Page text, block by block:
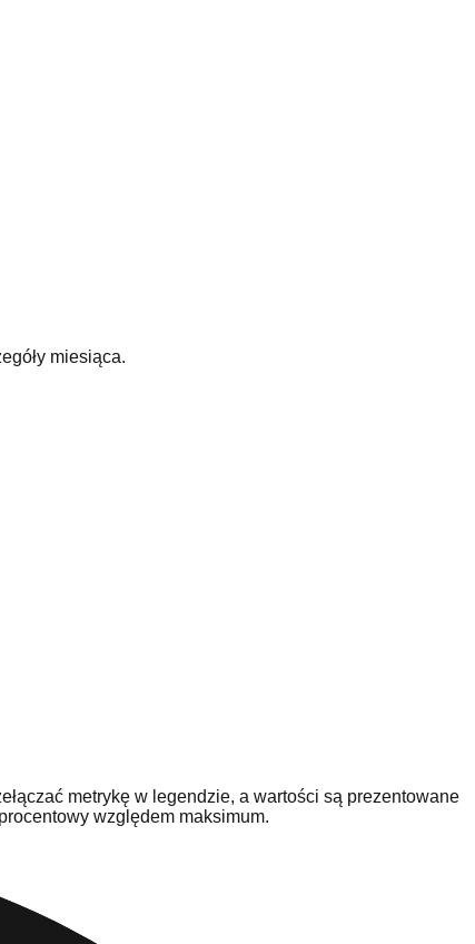
miesiąca.
metrykę w legendzie, a wartości są prezentowane
względem maksimum.